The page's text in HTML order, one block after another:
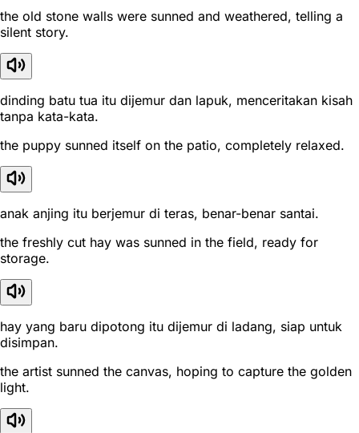
the old stone walls were sunned and weathered, telling a
silent story.
dinding batu tua itu dijemur dan lapuk, menceritakan kisah
tanpa kata-kata.
the puppy sunned itself on the patio, completely relaxed.
anak anjing itu berjemur di teras, benar-benar santai.
the freshly cut hay was sunned in the field, ready for
storage.
hay yang baru dipotong itu dijemur di ladang, siap untuk
disimpan.
the artist sunned the canvas, hoping to capture the golden
light.